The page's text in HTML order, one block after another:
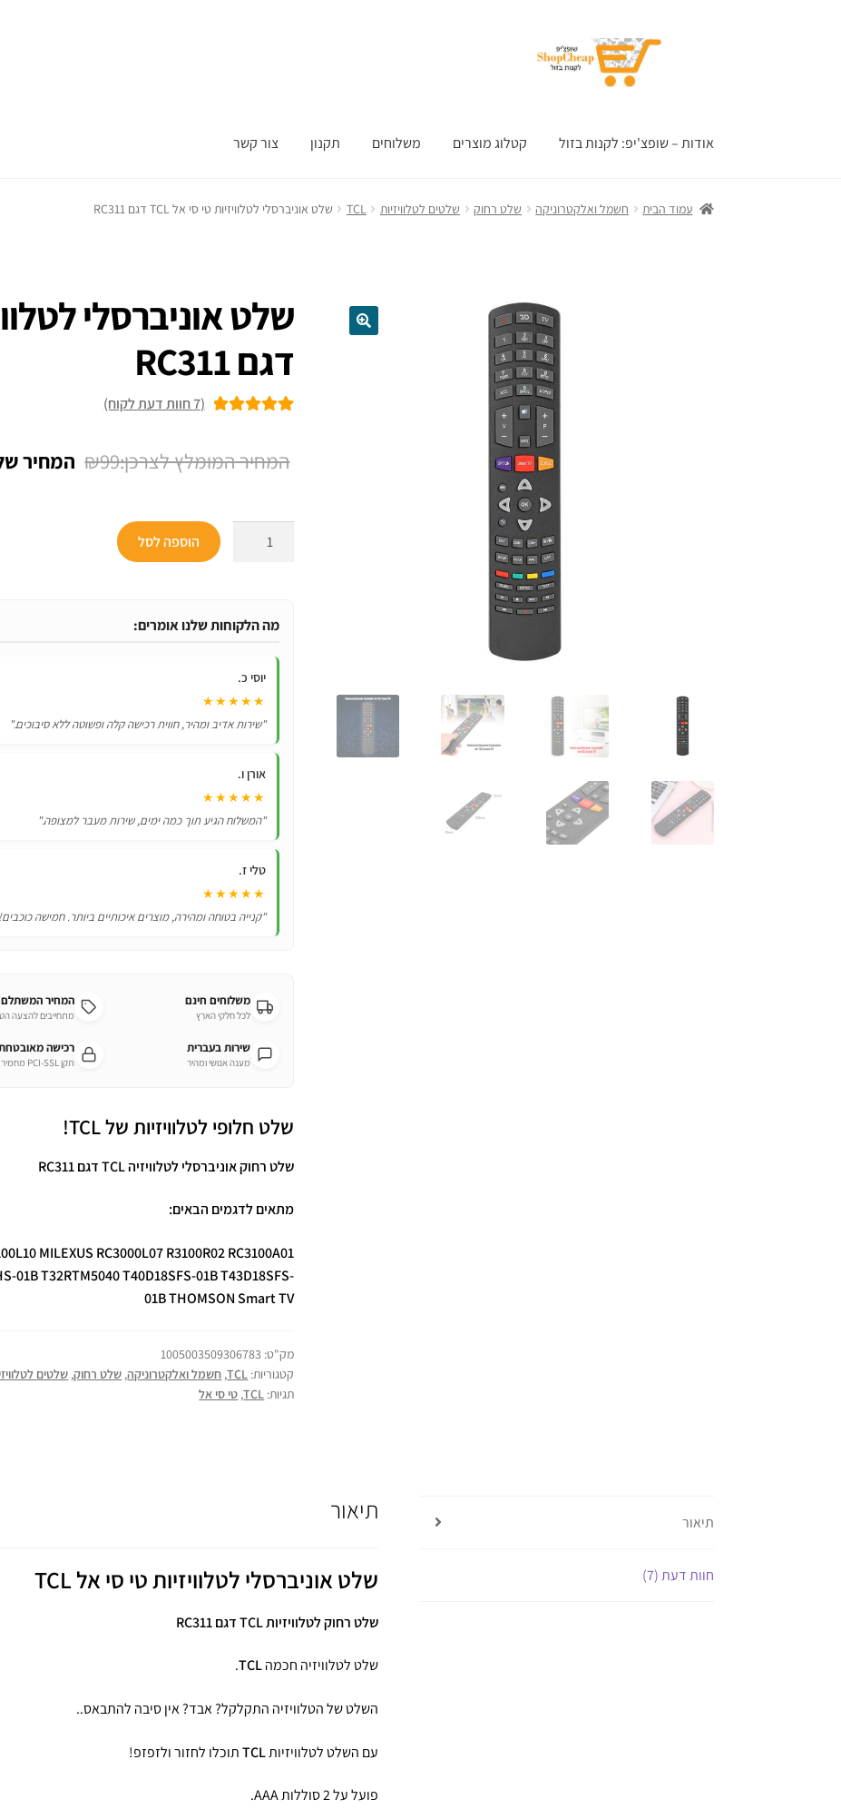
אודות – שופצ'יפ: לקנות בזול קטלוג מוצרים משלוחים תקנון צור קשר
עמוד הבית חשמל ואלקטרוניקה שלט רחוק שלטים לטלוויזיות TCL שלט אוניברסלי לטלוויזיות טי סי אל TCL דגם RC311
דגם RC311
עלדירוגים של
(
7חוות דעת לקוח)
₪99
המחיר
לטלוויזיות
דגם
RC311
הוספה לסל
מה הלקוחות שלנו אומרים:
יוסי כ.
★★★★★
"שירות אדיב ומהיר, חווית רכישה קלה ופשוטה ללא סיבוכים."
אורן ו.
★★★★★
"המשלוח הגיע תוך כמה ימים, שירות מעבר למצופה."
טלי ז.
★★★★★
"קנייה בטוחה ומהירה, מוצרים איכותיים ביותר. חמישה
משלוחים חינם
לכל חלקי הארץ
המחיר המשתלם
מתחייבים להצעה
שירות בעברית
מענה אנושי ומהיר
רכישה
תקן PCI-SSL מחמיר
שלט חלופי לטלוויזיות של TCL!
שלט רחוק אוניברסלי לטלוויזיה TCL דגם RC311
מתאים לדגמים הבאים:
MILEXUS RC3000L07 R3100R02 RC3100A01
01B T32RTM5040 T40D18SFS-01B T43D18SFS-
01B THOMSON Smart TV
מק"ט: 1005003509306783
קטגוריות: TCL
, חשמל ואלקטרוניקה, שלט רחוק, שלטים
תגיות: TCL
, טי סי אל
תיאור
חוות דעת (7)
תיאור
שלט אוניברסלי לטלוויזיות טי סי אל TCL
שלט רחוק לטלוויזיות TCL דגם RC311
שלט לטלוויזיה חכמהTCL
.
השלט של הטלוויזיה התקלקל? אבד? אין סיבה להתבאס..
עם השלט לטלוויזיותTCLתוכלו לחזור ולזפזפ!
פועל על 2 סוללות AAA.